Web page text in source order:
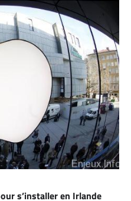
s’installer en Irlande